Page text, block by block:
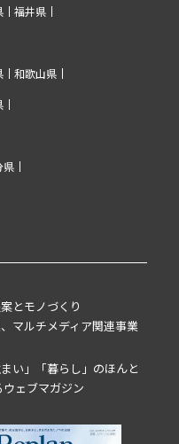
福井県
和歌山県
県
とモノづくり
マルチメディア関連事業
い」「暮らし」のほんと
ェブマガジン